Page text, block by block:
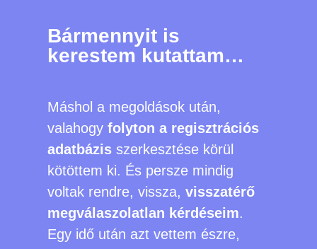
Bármennyit is
kerestem kutattam…
Máshol a megoldások után,
valahogyfolyton a regisztrációs
adatbázis szerkesztése körül
kötöttem ki. És persze mindig
voltak rendre, vissza,visszatérő
megválaszolatlan kérdéseim.
Egy idő után azt vettem észre,